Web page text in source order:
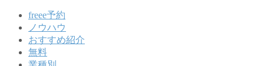
freee予約
ノウハウ
おすすめ紹介
無料